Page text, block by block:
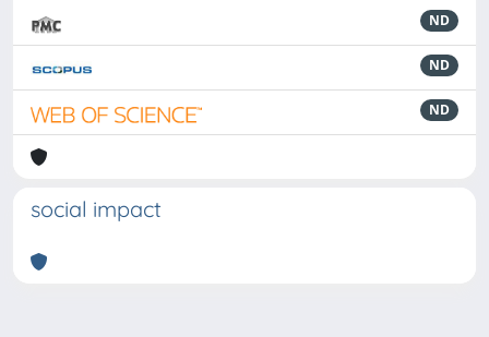
ND
ND
ND
social impact